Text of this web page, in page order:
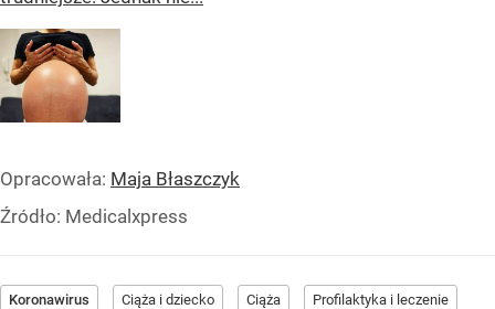
Opracowała: Maja Błaszczyk
Źródło: Medicalxpress
Koronawirus Ciąża i dziecko Ciąża Profilaktyka i leczenie